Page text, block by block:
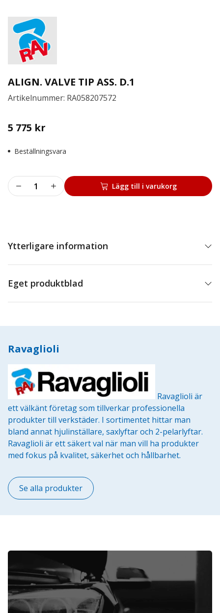
ALIGN. VALVE TIP ASS. D.1
Artikelnummer: RA058207572
5 775 kr
Beställningsvara
ALIGN.
VALVE
mängd
Lägg till i varukorg
Ytterligare information
Eget produktblad
Ravaglioli
Ravaglioli är
ett välkänt företag som tillverkar professionella
produkter till verkstäder. I sortimentet hittar man
bland annat hjulinställare, saxlyftar och 2-pelarlyftar.
Ravaglioli är ett säkert val när man vill ha produkter
med fokus på kvalitet, säkerhet och hållbarhet.
Se alla produkter